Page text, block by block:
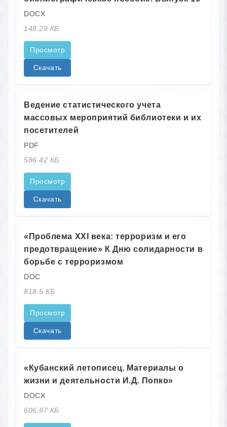
DOCX
148.29 КБ
Просмотр
Скачать
Ведение статистического учета
массовых мероприятий библиотеки и их
посетителей
PDF
586.42 КБ
Просмотр
Скачать
«Проблема XXI века: терроризм и его
предотвращение» К Дню солидарности в
борьбе с терроризмом
DOC
818.5 КБ
Просмотр
Скачать
«Кубанский летописец. Материалы о
жизни и деятельности И.Д. Попко»
DOCX
606.97 КБ